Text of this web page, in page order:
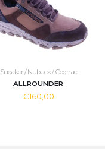
Sneaker / Nubuck / Cognac
ALLROUNDER
€160,00